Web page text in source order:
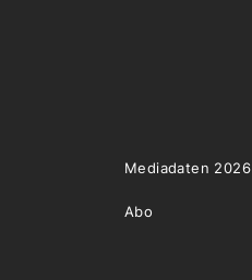
Mediadaten 2026
Abo